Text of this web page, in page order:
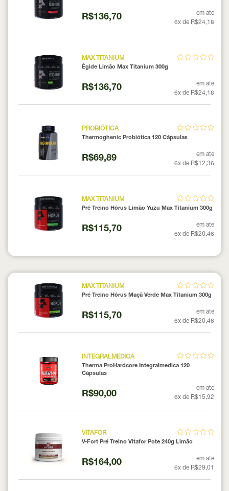
R$136,70
em ate
6x de R$24,18
MAX TITANIUM
Égide Limão Max Titanium 300g
R$136,70
em ate
6x de R$24,18
PROBIÓTICA
Thermoghenic Probiótica 120 Cápsulas
R$69,89
em ate
6x de R$12,36
MAX TITANIUM
Pré Treino Hórus Limão Yuzu Max Titanium 300g
R$115,70
em ate
6x de R$20,46
MAX TITANIUM
Pré Treino Hórus Maçã Verde Max Titanium 300g
R$115,70
em ate
6x de R$20,46
INTEGRALMEDICA
Therma ProHardcore Integralmedica 120
Cápsulas
R$90,00
em ate
6x de R$15,92
VITAFOR
V-Fort Pré Treino Vitafor Pote 240g Limão
R$164,00
em ate
6x de R$29,01